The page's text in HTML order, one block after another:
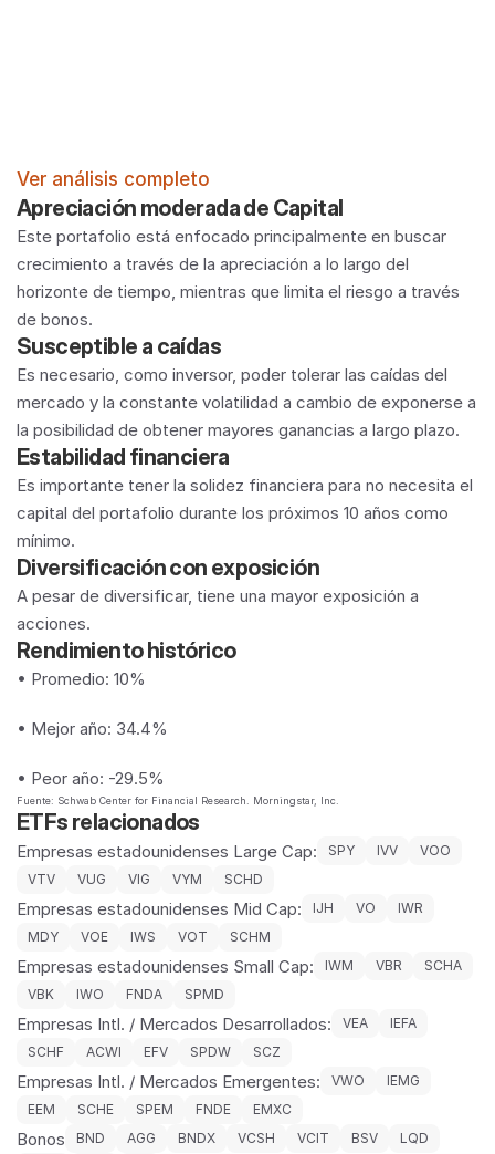
Ver análisis completo
Apreciación moderada de Capital
Este portafolio está enfocado principalmente en buscar
crecimiento a través de la apreciación a lo largo del
horizonte de tiempo, mientras que limita el riesgo a través
de bonos.
Susceptible a caídas
Es necesario, como inversor, poder tolerar las caídas del
mercado y la constante volatilidad a cambio de exponerse a
la posibilidad de obtener mayores ganancias a largo plazo.
Estabilidad financiera
Es importante tener la solidez financiera para no necesita el
capital del portafolio durante los próximos 10 años como
mínimo.
Diversificación con exposición
A pesar de diversificar, tiene una mayor exposición a
acciones.
Rendimiento histórico
• Promedio: 10%
• Mejor año: 34.4%
• Peor año: -29.5%
Fuente: Schwab Center for Financial Research. Morningstar, Inc.
ETFs relacionados
Empresas estadounidenses Large Cap: SPY IVV
VOO
VTV
VUG VIG VYM SCHD
Empresas estadounidenses Mid Cap: IJH VO
IWR
MDY
VOE IWS VOT SCHM
Empresas estadounidenses Small Cap: IWM VBR
SCHA
VBK
IWO FNDA SPMD
Empresas Intl. / Mercados Desarrollados: VEA
IEFA
SCHF
ACWI EFV SPDW SCZ
Empresas Intl. / Mercados Emergentes: VWO
IEMG
EEM
SCHE SPEM FNDE EMXC
Bonos BND AGG BNDX VCSH VCIT BSV LQD